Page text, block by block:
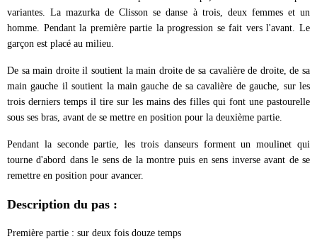
variantes. La mazurka de Clisson se danse à trois, deux femmes et un
homme. Pendant la première partie la progression se fait vers l'avant. Le
garçon est placé au milieu.
De sa main droite il soutient la main droite de sa cavalière de droite, de sa
main gauche il soutient la main gauche de sa cavalière de gauche, sur les
trois derniers temps il tire sur les mains des filles qui font une pastourelle
sous ses bras, avant de se mettre en position pour la deuxième partie.
Pendant la seconde partie, les trois danseurs forment un moulinet qui
tourne d'abord dans le sens de la montre puis en sens inverse avant de se
remettre en position pour avancer.
Description du pas :
Première partie : sur deux fois douze temps